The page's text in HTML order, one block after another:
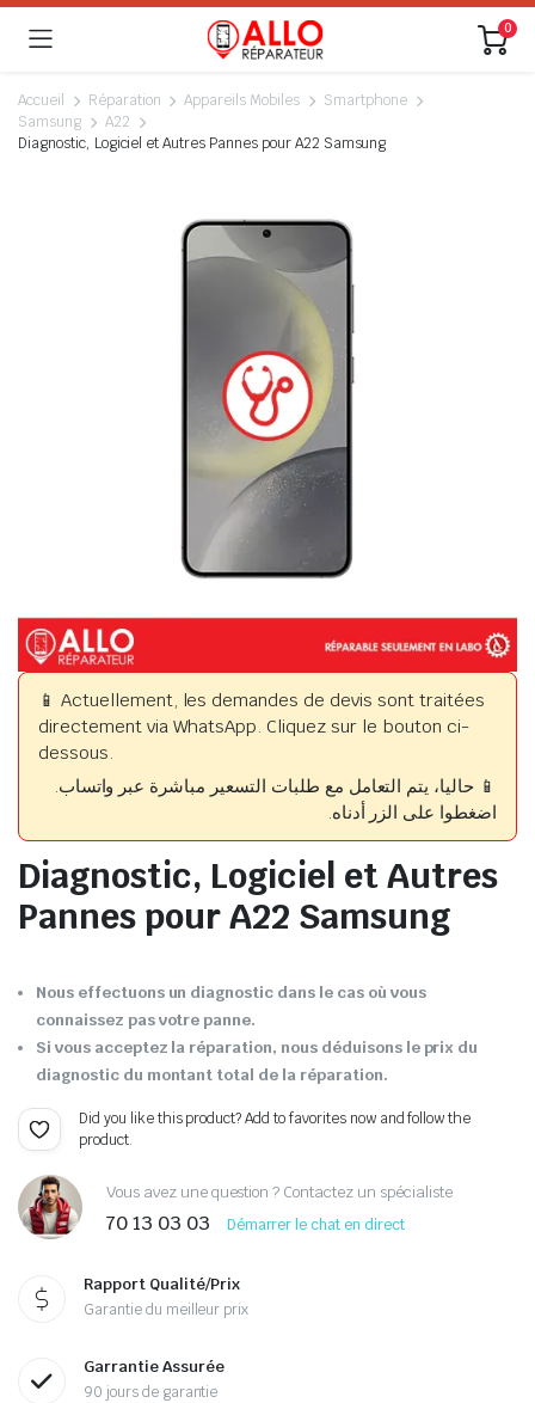
0
Accueil Réparation Appareils Mobiles
Smartphone
Samsung
A22
Diagnostic, Logiciel et Autres Pannes pour A22 Samsung
📱 Actuellement, les demandes de devis sont traitées
directement via WhatsApp. Cliquez sur le bouton ci-
dessous.
📱 حاليا، يتم التعامل مع طلبات التسعير مباشرة عبر واتساب.
اضغطوا على الزر أدناه.
Diagnostic, Logiciel et Autres
Pannes pour A22 Samsung
Nous effectuons un diagnostic dans le cas où vous
connaissez pas votre panne.
Si vous acceptez la réparation, nous déduisons le prix du
diagnostic du montant total de la réparation.
Did you like this product? Add to favorites now and follow the
product.
Vous avez une question ? Contactez un spécialiste
70 13 03 03 Démarrer le chat en direct
Rapport Qualité/Prix
Garantie du meilleur prix
Garrantie Assurée
90 jours de garantie